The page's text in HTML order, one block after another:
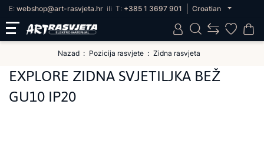
E: webshop@art-rasvjeta.hr ili T: +385 1 3697 901 Croatian
Nazad Pozicija rasvjete Zidna rasvjeta
EXPLORE ZIDNA SVJETILJKA BEŽ
GU10 IP20